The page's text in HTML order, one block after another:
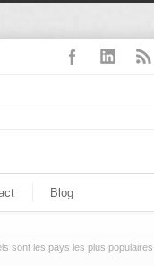
Blog
sont les pays les plus populaires